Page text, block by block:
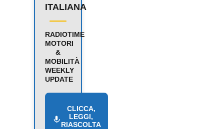
ITALIANA
RADIOTIME
MOTORI
&
MOBILITÀ
WEEKLY
UPDATE
CLICCA,
LEGGI,
RIASCOLTA